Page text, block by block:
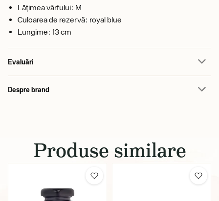
Lățimea vârfului: M
Culoarea de rezervă: royal blue
Lungime: 13 cm
Evaluări
Despre brand
Produse similare